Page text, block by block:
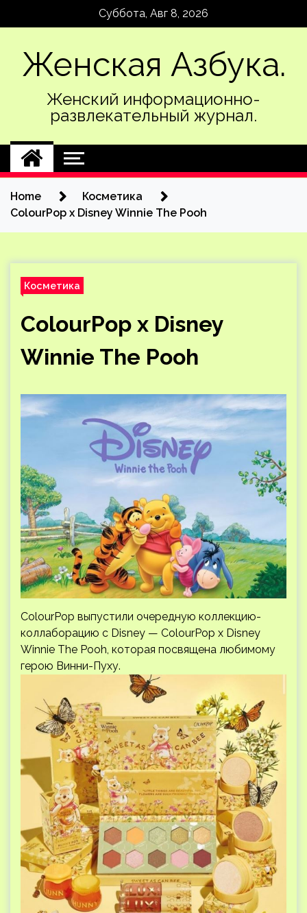
Суббота, Авг 8, 2026
Женская Азбука.
Женский информационно-
развлекательный журнал.
Home
Косметика
ColourPop х Disney Winnie The Pooh
Косметика
ColourPop х Disney
Winnie The Pooh
ColourPop выпустили очередную коллекцию-
коллаборацию с Disney — ColourPop x Disney
Winnie The Pooh, которая посвящена любимому
герою Винни-Пуху.